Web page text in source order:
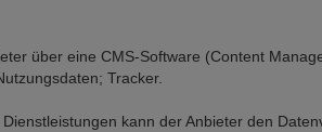
über eine CMS-Software (Content
Tracker.
kann der Anbieter den